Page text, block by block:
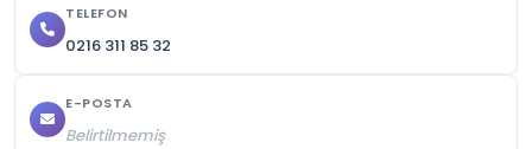
materyallerini yanlarında bulundurmaları ve
sergi alanlarında belirlenmiş güzergâhların
uygulama yapılmasını sağlayacaktır.
TELEFON
0216 311 85 32
E-POSTA
Belirtilmemiş